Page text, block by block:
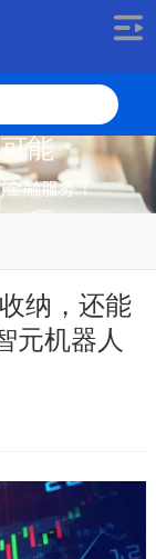
能
融服务！
纳，还能
元机器人